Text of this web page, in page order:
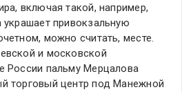
включая такой, например,
привокзальную
можно считать, месте.
и московской
России пальму Мерцалова
торговый центр под Манежной